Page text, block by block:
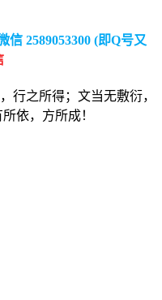
2589053300 (即Q号又
行之所得；文当无敷衍，
依，方所成！